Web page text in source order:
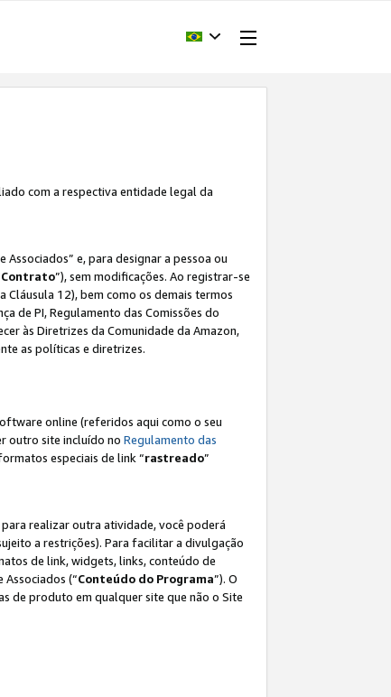
com a respectiva entidade legal da
e, para designar a pessoa ou
Contrato”), sem modificações. Ao registrar-se
Cláusula 12), bem como os demais termos
de PI, Regulamento das Comissões do
às Diretrizes da Comunidade da Amazon,
as políticas e diretrizes.
online (referidos aqui como o seu
outro site incluído no Regulamento das
especiais de link “rastreado”
realizar outra atividade, você poderá
a restrições). Para facilitar a divulgação
de link, widgets, links, conteúdo de
(“Conteúdo do Programa”). O
de produto em qualquer site que não o Site